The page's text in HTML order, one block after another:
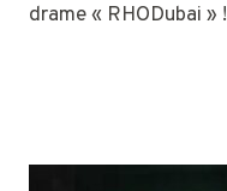
drame « RHODubai » !